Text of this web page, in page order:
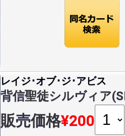
レイジ･オブ･ジ･アビス
背信聖徒シルヴィア
販売価格¥200